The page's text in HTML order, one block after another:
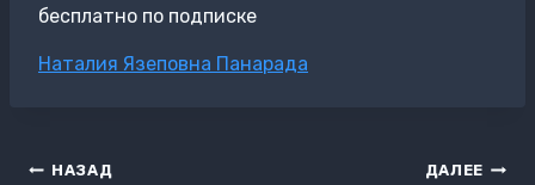
бесплатно по подписке
Метки
Наталия Язеповна Панарада
Навигация
НАЗАД ДАЛЕЕ